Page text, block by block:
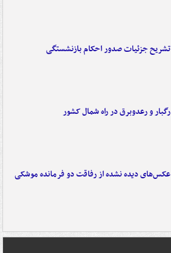
تشریح جزئیات صدور احکام بازنشستگی
رگبار و رعدوبرق در راه شمال کشور
عکس‌های دیده نشده از رفاقت دو فرمانده‌ موشکی